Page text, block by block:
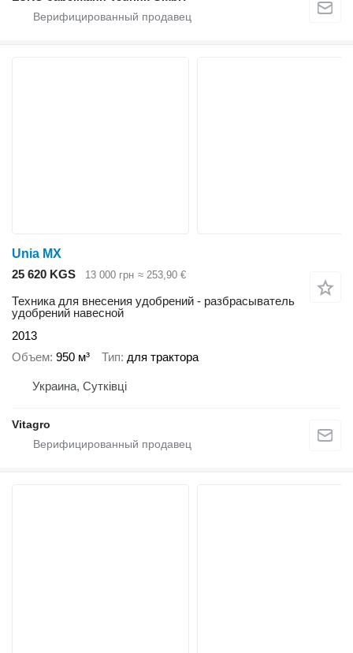
Unia MX
25 620 KGS
13 000 грн ≈ 253,90 €
Техника для внесения удобрений - разбрасыватель
удобрений навесной
2013
Объем 950 м³ Тип для трактора
Украина, Сутківці
Vitagro